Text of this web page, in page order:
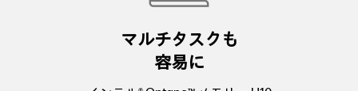
マルチタスクも
容易に